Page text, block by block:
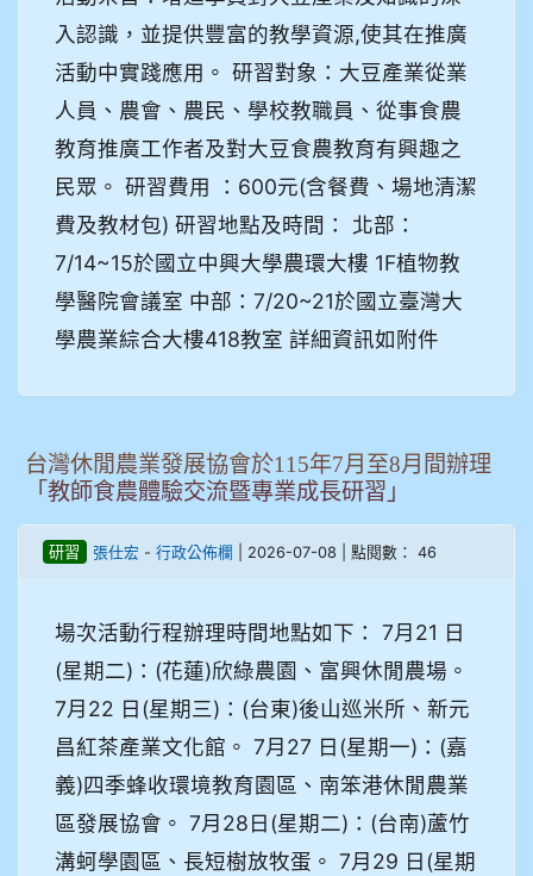
入認識，並提供豐富的教學資源,使其在推廣
活動中實踐應用。 研習對象：大豆產業從業
人員、農會、農民、學校教職員、從事食農
教育推廣工作者及對大豆食農教育有興趣之
民眾。 研習費用 ：600元(含餐費、場地清潔
費及教材包) 研習地點及時間： 北部：
7/14~15於國立中興大學農環大樓 1F植物教
學醫院會議室 中部：7/20~21於國立臺灣大
學農業綜合大樓418教室 詳細資訊如附件
台灣休閒農業發展協會於115年7月至8月間辦理
「教師食農體驗交流暨專業成長研習」
研習 張仕宏 - 行政公佈欄 | 2026-07-08 | 點閱數： 46
場次活動行程辦理時間地點如下： 7月21 日
(星期二)：(花蓮)欣綠農園、富興休閒農場。
7月22 日(星期三)：(台東)後山巡米所、新元
昌紅茶產業文化館。 7月27 日(星期一)：(嘉
義)四季蜂收環境教育園區、南笨港休閒農業
區發展協會。 7月28日(星期二)：(台南)蘆竹
溝蚵學園區、長短樹放牧蛋。 7月29 日(星期